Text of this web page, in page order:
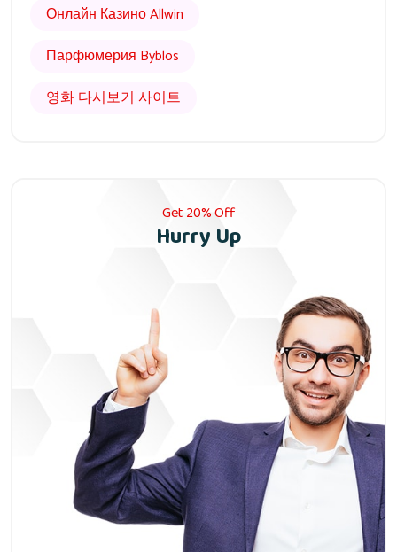
Онлайн Казино Allwin
Парфюмерия Byblos
영화 다시보기 사이트
Get 20% Off
Hurry Up